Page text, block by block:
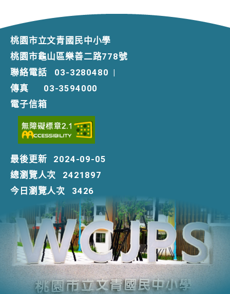
桃園市立文青國民中小學
桃園市龜山區樂善二路778號
聯絡電話
03-3280480 |
傳真
03-3594000
電子信箱
最後更新
2024-09-05
總瀏覽人次
2421897
今日瀏覽人次
3426